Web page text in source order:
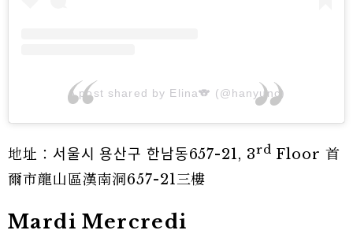
A post shared by Elina🐨 (@hanyunc)
地址：서울시 용산구 한남동657-21, 3rd Floor 首
爾市龍山區漢南洞657-21三樓
Mardi Mercredi